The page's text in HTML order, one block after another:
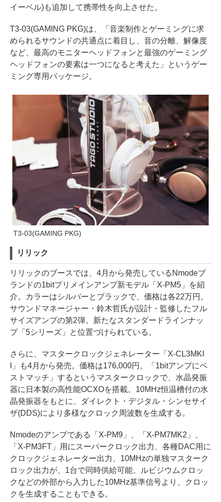
イーベル)も追加して携帯性を向上させた。
T3-03(GAMING PKG)は、「音楽制作とゲーミングに求
められるサウンドの共通点に着目し、音の分離、解像度
など、最高のモニターヘッドフォンと最強のゲーミング
ヘッドフォンの要素は一つになると考えた」というゲー
ミング専用パッケージ。
T3-03(GAMING PKG)
リリック
リリックのブースでは、4月から発売しているNmodeブ
ランドの1bitプリメインアンプ新モデル「X-PM5」を紹
介。カラーはシルバーとブラックで、価格は各22万円。
サウンドマネージャー・鈴木哲氏が設計・監修したフル
サイズアンプの第2弾。新たなスタンダードラインナッ
プ「5シリーズ」と位置づけられている。
さらに、マスタークロックジェネレーター「X-CL3MKI
I」も4月から発売。価格は176,000円。「1bitアンプにベ
ストマッチ」するというマスタークロックで、水晶発振
器に日本製の高性能OCXOを搭載。10MHz恒温槽付の水
晶発振器をもとに、ダイレクト・デジタル・シンセサイ
ザ(DDS)により多様なクロック周波数を生成する。
Nmodeのアンプである「X-PM9」、「X-PM7MK2」、
「X-PM3FT」用にスーパークロック出力、各種DAC用に
クロックジェネレーター出力、10MHzの単独マスターク
ロック出力が、1台で同時供給可能。ルビジウムクロッ
クなどの外部から入力した10MHz基準信号より、クロッ
クを生成することもできる。